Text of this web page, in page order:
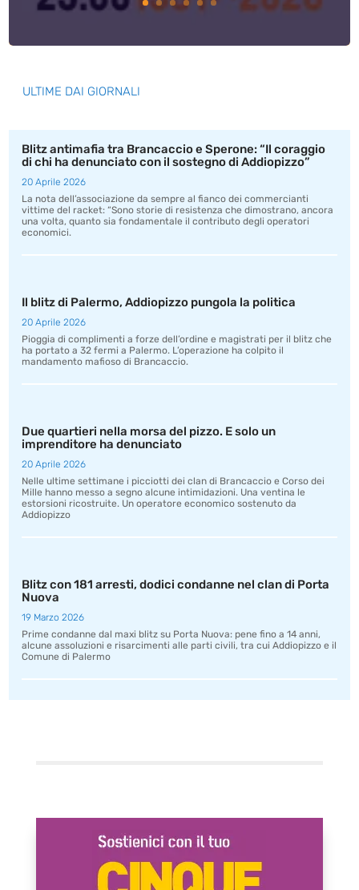
ULTIME DAI GIORNALI
Blitz antimafia tra Brancaccio e Sperone: “Il coraggio
di chi ha denunciato con il sostegno di Addiopizzo”
20 Aprile 2026
La nota dell’associazione da sempre al fianco dei commercianti
vittime del racket: “Sono storie di resistenza che dimostrano, ancora
una volta, quanto sia fondamentale il contributo degli operatori
economici.
Il blitz di Palermo, Addiopizzo pungola la politica
20 Aprile 2026
Pioggia di complimenti a forze dell’ordine e magistrati per il blitz che
ha portato a 32 fermi a Palermo. L’operazione ha colpito il
mandamento mafioso di Brancaccio.
Due quartieri nella morsa del pizzo. E solo un
imprenditore ha denunciato
20 Aprile 2026
Nelle ultime settimane i picciotti dei clan di Brancaccio e Corso dei
Mille hanno messo a segno alcune intimidazioni. Una ventina le
estorsioni ricostruite. Un operatore economico sostenuto da
Addiopizzo
Blitz con 181 arresti, dodici condanne nel clan di Porta
Nuova
19 Marzo 2026
Prime condanne dal maxi blitz su Porta Nuova: pene fino a 14 anni,
alcune assoluzioni e risarcimenti alle parti civili, tra cui Addiopizzo e il
Comune di Palermo